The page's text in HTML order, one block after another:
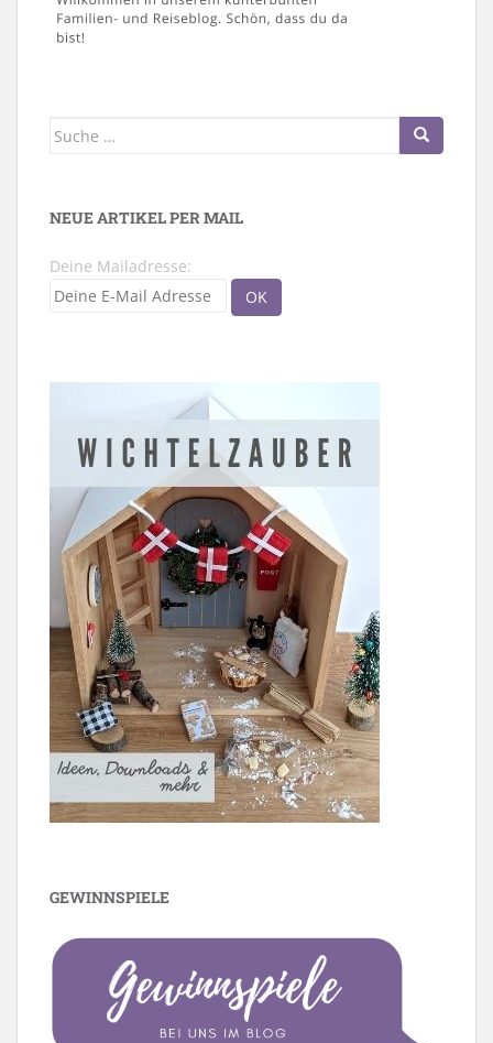
Suche
NEUE ARTIKEL PER MAIL
Deine Mailadresse:
GEWINNSPIELE